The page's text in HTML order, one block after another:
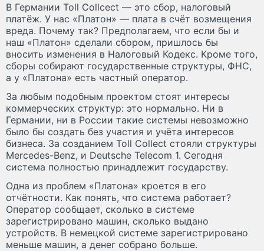
В Германии Toll Collcect — это сбор, налоговый
платёж. У нас «Платон» — плата в счёт возмещения
вреда. Почему так? Предполагаем, что если бы и
наш «Платон» сделали сбором, пришлось бы
вносить изменения в Налоговый Кодекс. Кроме того,
сборы собирают государственные структуры, ФНС,
а у «Платона» есть частный оператор.
За любым подобным проектом стоят интересы
коммерческих структур: это нормально. Ни в
Германии, ни в России такие системы невозможно
было бы создать без участия и учёта интересов
бизнеса. За созданием Toll Collect стояли структуры
Mercedes-Benz, и Deutsche Telecom 1. Сегодня
система полностью принадлежит государству.
Одна из проблем «Платона» кроется в его
отчётности. Как понять, что система работает?
Оператор сообщает, сколько в системе
зарегистрировано машин, сколько выдано
устройств. В немецкой системе зарегистрировано
меньше машин, а денег собрано больше.